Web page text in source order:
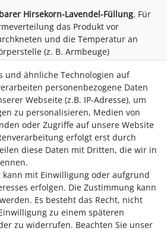
Hirsekorn-Lavendel-Füllung. Für
das Produkt vor
und die Temperatur an
(z. B. Armbeuge)
90 Sekunden bei maximal 800
bei maximal 100 °C Umluft auf
Teller auf die mittlere Ofenschiene
und ähnliche Technologien auf
personenbezogene Daten
Webseite (z.B. IP-Adresse), um
zu personalisieren, Medien von
oder Zugriffe auf unsere Website
erfolgt erst durch
diese Daten mit Dritten, die wir in
kann mit Einwilligung oder aufgrund
erfolgen. Die Zustimmung kann
Es besteht das Recht, nicht
zu einem späteren
zu widerrufen. Beachten Sie unser